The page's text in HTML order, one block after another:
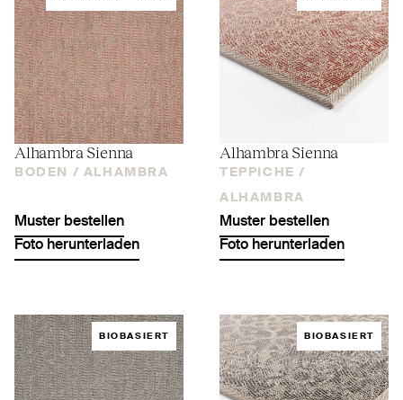
Alhambra Sienna
BODEN / ALHAMBRA
Muster bestellen
Foto herunterladen
Alhambra Sienna
TEPPICHE /
ALHAMBRA
Muster bestellen
Foto herunterladen
BIOBASIERT BIOBASIERT